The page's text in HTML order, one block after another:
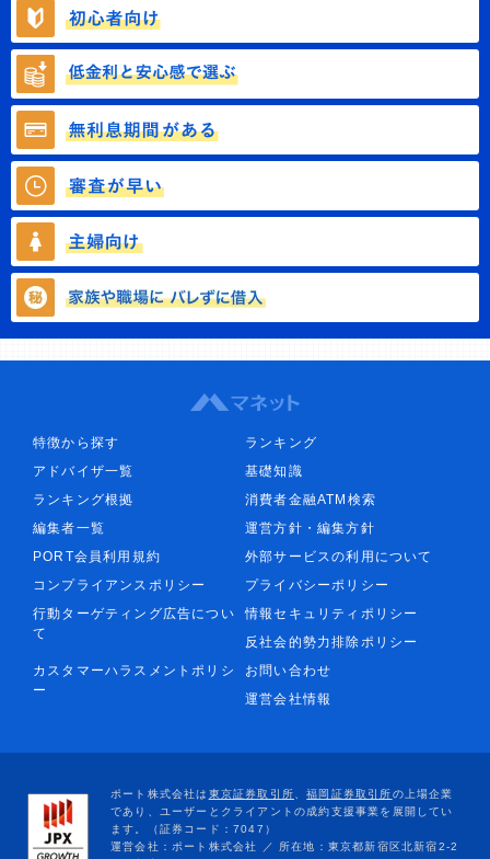
特徴から探す
ランキング
アドバイザ一覧
基礎知識
ランキング根拠
消費者金融ATM検索
編集者一覧
運営方針・編集方針
PORT会員利用規約
外部サービスの利用について
コンプライアンスポリシー
プライバシーポリシー
行動ターゲティング広告につい
て
情報セキュリティポリシー
反社会的勢力排除ポリシー
カスタマーハラスメントポリシ
ー
お問い合わせ
運営会社情報